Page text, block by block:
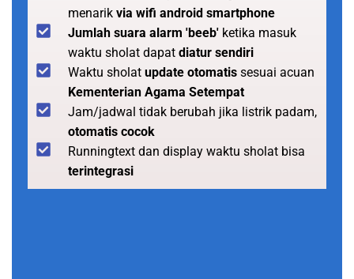
menarik via wifi android smartphone
Jumlah suara alarm 'beeb' ketika masuk
waktu sholat dapat diatur sendiri
Waktu sholat update otomatis sesuai acuan
Kementerian Agama Setempat
Jam/jadwal tidak berubah jika listrik padam,
otomatis cocok
Runningtext dan display waktu sholat bisa
terintegrasi